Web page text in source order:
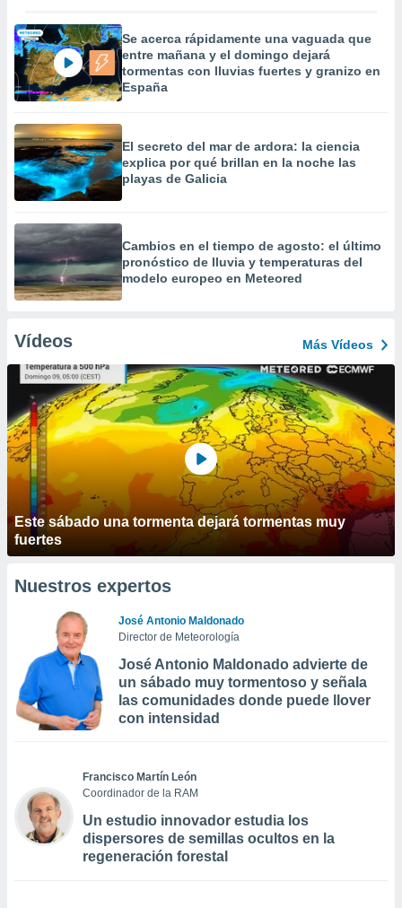
Se acerca rápidamente una vaguada que
entre mañana y el domingo dejará
tormentas con lluvias fuertes y granizo en
España
El secreto del mar de ardora: la ciencia
explica por qué brillan en la noche las
playas de Galicia
Cambios en el tiempo de agosto: el último
pronóstico de lluvia y temperaturas del
modelo europeo en Meteored
Vídeos Más Vídeos
Este sábado una tormenta dejará tormentas muy
fuertes
Nuestros expertos
José Antonio Maldonado
Director de Meteorología
José Antonio Maldonado advierte de
un sábado muy tormentoso y señala
las comunidades donde puede llover
con intensidad
Francisco Martín León
Coordinador de la RAM
Un estudio innovador estudia los
dispersores de semillas ocultos en la
regeneración forestal